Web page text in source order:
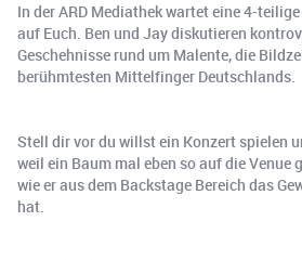
In der ARD Mediathek wartet eine 4-
auf Euch. Ben und Jay diskutieren
Geschehnisse rund um Malente, die
berühmtesten Mittelfinger Deutschlands.
Stell dir vor du willst ein Konzert spielen
weil ein Baum mal eben so auf die
wie er aus dem Backstage Bereich das
hat.